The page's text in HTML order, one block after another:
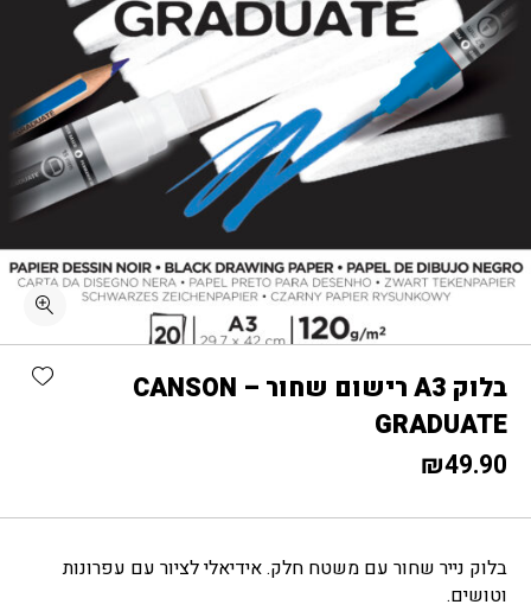
בלוק A3 רישום שחור CANSON –
GRADUATE
₪49.90
בלוק נייר שחור עם משטח חלק. אידיאלי לציור עם עפרונות
וטושים.